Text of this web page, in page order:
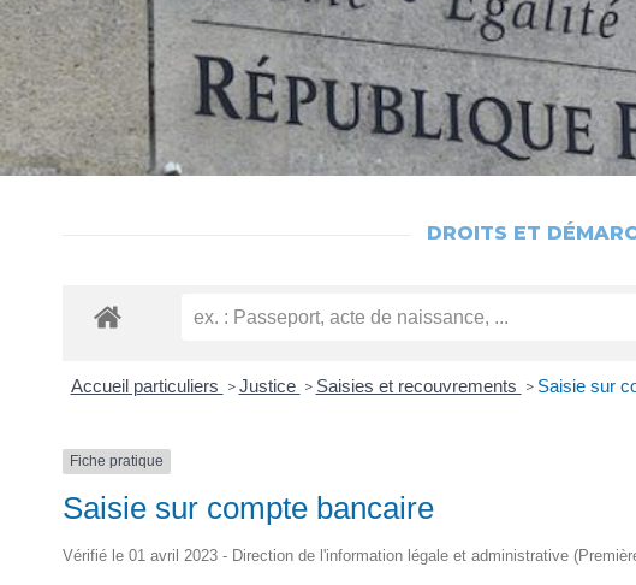
DROITS ET
Accueil particuliers > Justice > Saisies et recouvrements > Saisie sur
Fiche pratique
Saisie sur compte bancaire
Vérifié le 01 avril 2023 - Direction de l'information légale et administrative